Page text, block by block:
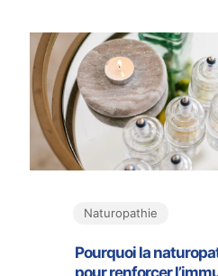
Naturopathie
Pourquoi la